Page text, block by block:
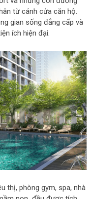
từ cánh cửa căn hộ.
gian sống đẳng cấp và
ích hiện đại.
thị, phòng gym, spa, nhà